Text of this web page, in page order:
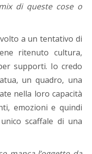
di queste cose o
?
a un tentativo di
ritenuto cultura,
supporti. Io credo
un quadro, una
nella loro capacità
emozioni e quindi
scaffale di una